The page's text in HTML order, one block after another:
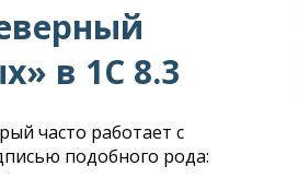
в 1С 8.3
часто работает с
подобного рода: